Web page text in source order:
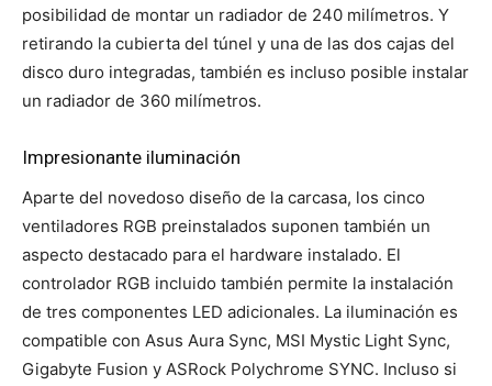
posibilidad de montar un radiador de 240 milímetros. Y
retirando la cubierta del túnel y una de las dos cajas del
disco duro integradas, también es incluso posible instalar
un radiador de 360 milímetros.
Impresionante iluminación
Aparte del novedoso diseño de la carcasa, los cinco
ventiladores RGB preinstalados suponen también un
aspecto destacado para el hardware instalado. El
controlador RGB incluido también permite la instalación
de tres componentes LED adicionales. La iluminación es
compatible con Asus Aura Sync, MSI Mystic Light Sync,
Gigabyte Fusion y ASRock Polychrome SYNC. Incluso si